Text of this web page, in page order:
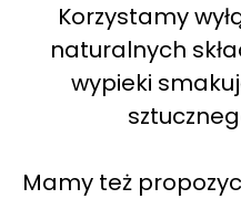
Korzystamy
naturalnych
wypieki
Mamy też